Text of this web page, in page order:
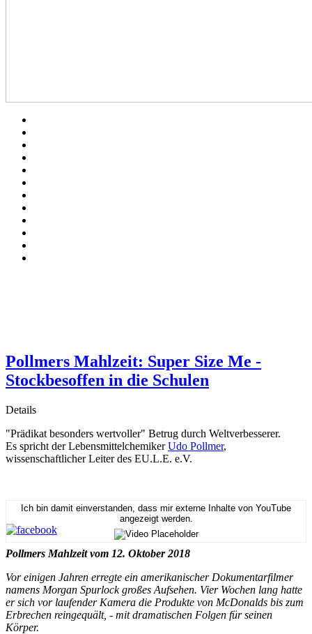
Pollmers Mahlzeit: Super Size Me -
Stockbesoffen in die Schulen
Details
"Prädikat besonders wertvoller" Betrug durch Weltverbesserer.
Es spricht der LebensmittelchemikerUdo Pollmer,
wissenschaftlicher Leiter des EU.L.E. e.V.
Ich bin damit einverstanden, dass mir externe Inhalte von YouTube
angezeigt werden.
Pollmers Mahlzeit vom 12. Oktober 2018
Vor einigen Jahren erregte ein amerikanischer Dokumentarfilmer
namens Morgan Spurlock großes Aufsehen. Vier Wochen lang hatte
er sich vor laufender Kamera die Produkte von McDonalds bis zum
Erbrechen reingequält, - mit dramatischen Folgen für seinen
Körper.